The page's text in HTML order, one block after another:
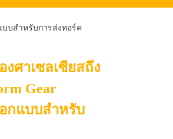
บบสําหรับการส่งทอร์ค
ศาเซลเซียสถึง
Gear
อกแบบสําหรับ